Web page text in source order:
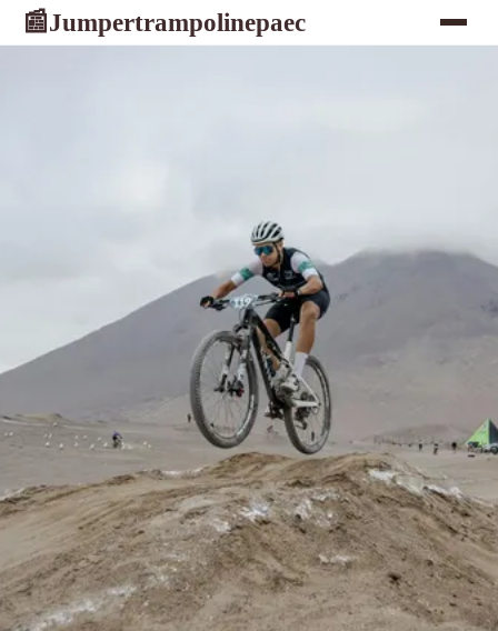
📰Jumpertrampolinepaec